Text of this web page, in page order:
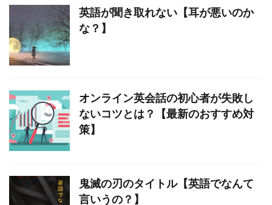
英語が聞き取れない【耳が悪いのか
な？】
オンライン英会話の初心者が失敗し
ないコツとは？【最新のおすすめ対
策】
鬼滅の刃のタイトル【英語でなんて
言いうの？】